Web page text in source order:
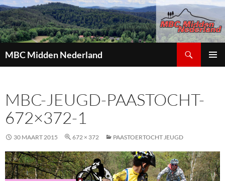
MBC Midden Nederland
INHOUD
MBC-JEUGD-PAASTOCHT-
672×372-1
30 MAART 2015 672 × 372 PAASTOERTOCHT JEUGD